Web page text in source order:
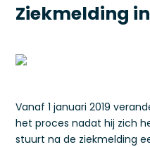
Ziekmelding in
Vanaf 1 januari 2019
het proces nadat hij zich
stuurt na de ziekmelding